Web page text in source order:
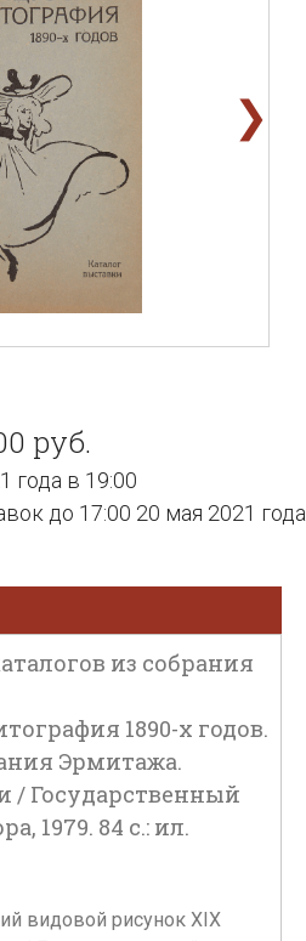
❯
руб.
года в 19:00
до 17:00 20 мая 2021 года
из собрания
1890-х годов.
Эрмитажа.
/ Государственный
1979. 84 с.: ил.
видовой рисунок XIX